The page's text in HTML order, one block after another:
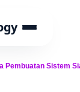
Pembuatan Sistem